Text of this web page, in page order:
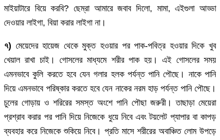
মাইয়াটারে বিয়ে করবি? ছেম্রা আমারে জবাব দিলো, মামা, এইগুলা আড্ডা
দেওয়ার লাইগা, বিয়া করার লাইগা না।
৭) মেয়েদের হায়েজ থেকে মুক্ত হওয়ার পর পাক-পবিত্র হওয়ার দিকে খুব
খেয়াল রাখা চাই। গোসলের মাধ্যমে শরীর পাক হয়। এই গোসলের সময়
এমনভাবে কুলি করতে হবে যেন গলার হলক পর্যন্ত পানি পৌছে। নাকে পানি
দিয়ে এমনভাবে পরিষ্কার করতে হবে যেন নাকের নরম হাড় পর্যন্ত পানি পৌছে।
চুলের গোড়ায় ও শরিরের সমস্ত অংশে পানি পৌছা জরুরী। তাছাড়া মেয়েরা
প্রশ্রাব করার পর পানি দিয়ে নিজেকে ধুয়ে নিবে এবং টয়লেট প্যাপার বা কাপড়
ব্যবহার করে নিজেকে শুকিয়ে নিবে। প্রতি মাসে শরীরের অবাঞ্চিত লোম উপড়ে